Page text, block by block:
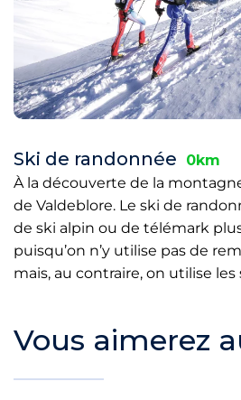
Ski de randonnée
0km
À la découverte de la
de Valdeblore. Le ski de
de ski alpin ou de télémark
puisqu’on n’y utilise pas de
mais, au contraire, on utilise
Vous aimerez